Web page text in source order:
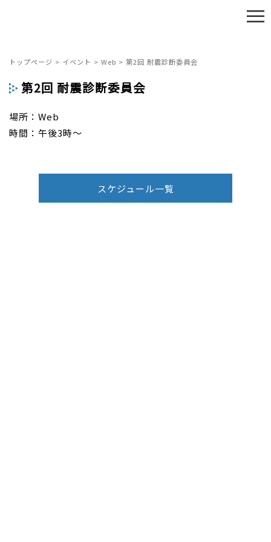
≡
トップページ > イベント > Web > 第2回 耐震診断委員会
第2回 耐震診断委員会
場所：Web
時間：午後3時～
スケジュール一覧